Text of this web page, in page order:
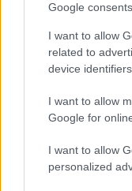
Google consents
I want to allow
related to
device
I want to allow
Google for
I want to allow
personalized
και όλοι